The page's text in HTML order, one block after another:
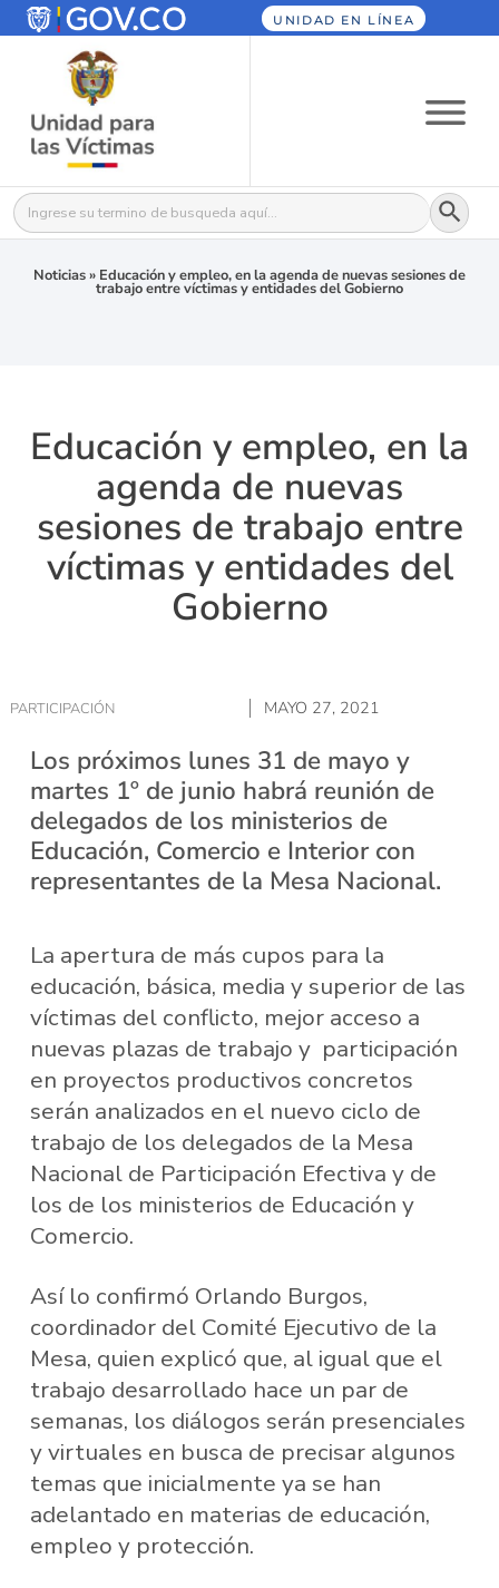
UNIDAD EN LÍNEA
Buscar: Botón
Noticias» Educación y empleo, en la agenda de nuevas sesiones de
trabajo entre víctimas y entidades del Gobierno
Educación y empleo, en la
agenda de nuevas
sesiones de trabajo entre
víctimas y entidades del
Gobierno
PARTICIPACIÓN MAYO 27, 2021
Los próximos lunes 31 de mayo y
martes 1º de junio habrá reunión de
delegados de los ministerios de
Educación, Comercio e Interior con
representantes de la Mesa Nacional.
La apertura de más cupos para la
educación, básica, media y superior de las
víctimas del conflicto, mejor acceso a
nuevas plazas de trabajo y participación
en proyectos productivos concretos
serán analizados en el nuevo ciclo de
trabajo de los delegados de la Mesa
Nacional de Participación Efectiva y de
los de los ministerios de Educación y
Comercio.
Así lo confirmó Orlando Burgos,
coordinador del Comité Ejecutivo de la
Mesa, quien explicó que, al igual que el
trabajo desarrollado hace un par de
semanas, los diálogos serán presenciales
y virtuales en busca de precisar algunos
temas que inicialmente ya se han
adelantado en materias de educación,
empleo y protección.